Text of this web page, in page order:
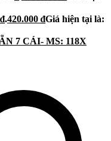
420.000 ₫Giá hiện tại là: